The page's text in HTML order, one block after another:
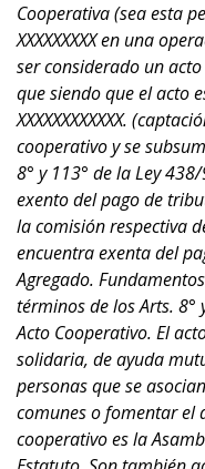
Cooperativa (sea esta
XXXXXXXXX en una
ser considerado un
que siendo que el acto
XXXXXXXXXXXX.
cooperativo y se
8° y 113° de la Ley
exento del pago de
la comisión respectiva
encuentra exenta del
Agregado.
términos de los Arts. 8°
Acto Cooperativo. El
solidaria, de ayuda
personas que se
comunes o fomentar el
cooperativo es la